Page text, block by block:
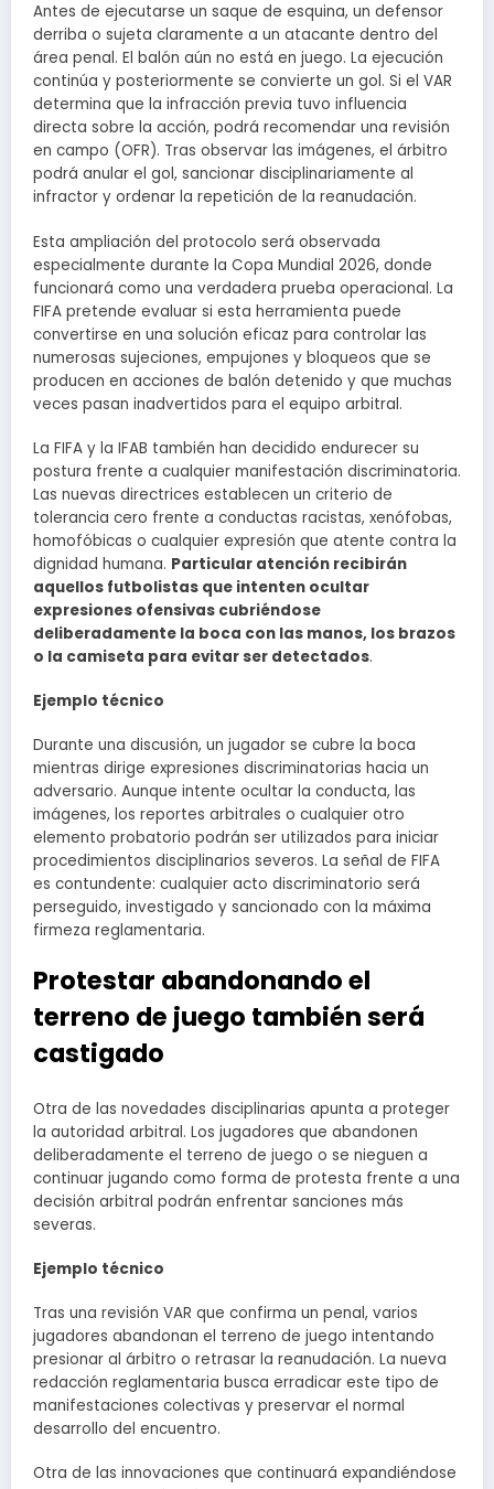
Antes de ejecutarse un saque de esquina, un defensor
derriba o sujeta claramente a un atacante dentro del
área penal. El balón aún no está en juego. La ejecución
continúa y posteriormente se convierte un gol. Si el VAR
determina que la infracción previa tuvo influencia
directa sobre la acción, podrá recomendar una revisión
en campo (OFR). Tras observar las imágenes, el árbitro
podrá anular el gol, sancionar disciplinariamente al
infractor y ordenar la repetición de la reanudación.
Esta ampliación del protocolo será observada
especialmente durante la Copa Mundial 2026, donde
funcionará como una verdadera prueba operacional. La
FIFA pretende evaluar si esta herramienta puede
convertirse en una solución eficaz para controlar las
numerosas sujeciones, empujones y bloqueos que se
producen en acciones de balón detenido y que muchas
veces pasan inadvertidos para el equipo arbitral.
La FIFA y la IFAB también han decidido endurecer su
postura frente a cualquier manifestación discriminatoria.
Las nuevas directrices establecen un criterio de
tolerancia cero frente a conductas racistas, xenófobas,
homofóbicas o cualquier expresión que atente contra la
dignidad humana. Particular atención recibirán
aquellos futbolistas que intenten ocultar
expresiones ofensivas cubriéndose
deliberadamente la boca con las manos, los brazos
o la camiseta para evitar ser detectados.
Ejemplo técnico
Durante una discusión, un jugador se cubre la boca
mientras dirige expresiones discriminatorias hacia un
adversario. Aunque intente ocultar la conducta, las
imágenes, los reportes arbitrales o cualquier otro
elemento probatorio podrán ser utilizados para iniciar
procedimientos disciplinarios severos. La señal de FIFA
es contundente: cualquier acto discriminatorio será
perseguido, investigado y sancionado con la máxima
firmeza reglamentaria.
Protestar abandonando el
terreno de juego también será
castigado
Otra de las novedades disciplinarias apunta a proteger
la autoridad arbitral. Los jugadores que abandonen
deliberadamente el terreno de juego o se nieguen a
continuar jugando como forma de protesta frente a una
decisión arbitral podrán enfrentar sanciones más
severas.
Ejemplo técnico
Tras una revisión VAR que confirma un penal, varios
jugadores abandonan el terreno de juego intentando
presionar al árbitro o retrasar la reanudación. La nueva
redacción reglamentaria busca erradicar este tipo de
manifestaciones colectivas y preservar el normal
desarrollo del encuentro.
Otra de las innovaciones que continuará expandiéndose